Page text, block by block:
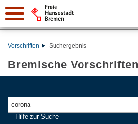
Vorschriften Suchergebnis
Bremische Vorschriften
Hilfe zur Suche